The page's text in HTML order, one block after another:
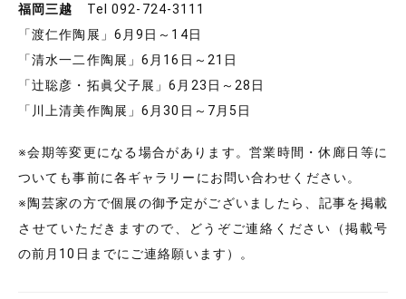
福岡三越 Tel 092-724-3111
「渡仁作陶展」6月9日～14日
「清水一二作陶展」6月16日～21日
「辻聡彦・拓眞父子展」6月23日～28日
「川上清美作陶展」6月30日～7月5日
※会期等変更になる場合があります。営業時間・休廊日等に
ついても事前に各ギャラリーにお問い合わせください。
※陶芸家の方で個展の御予定がございましたら、記事を掲載
させていただきますので、どうぞご連絡ください（掲載号
の前月10日までにご連絡願います）。